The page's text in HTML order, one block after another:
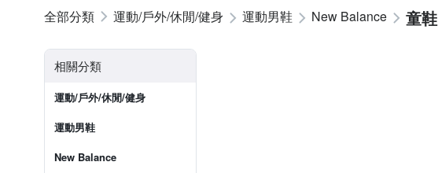
運動/戶外/休閒/健身 運動男鞋 New Balance 童鞋
相關分類
運動/戶外/休閒/健身
運動男鞋
New Balance